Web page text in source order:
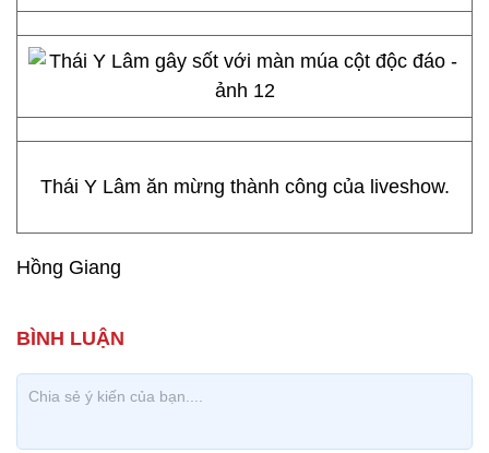
Thái Y Lâm ăn mừng thành công của liveshow.
Hồng Giang